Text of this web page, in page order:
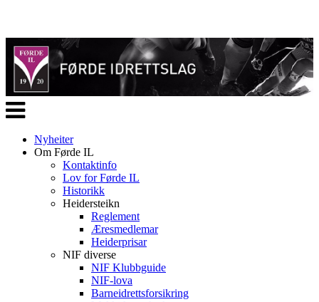
Veksle
navigasjon
Nyheiter
Om Førde IL
Kontaktinfo
Lov for Førde IL
Historikk
Heidersteikn
Reglement
Æresmedlemar
Heiderprisar
NIF diverse
NIF Klubbguide
NIF-lova
Barneidrettsforsikring